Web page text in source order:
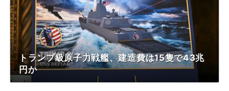
トランプ級原子力戦艦、建造費は15隻で43兆
円か